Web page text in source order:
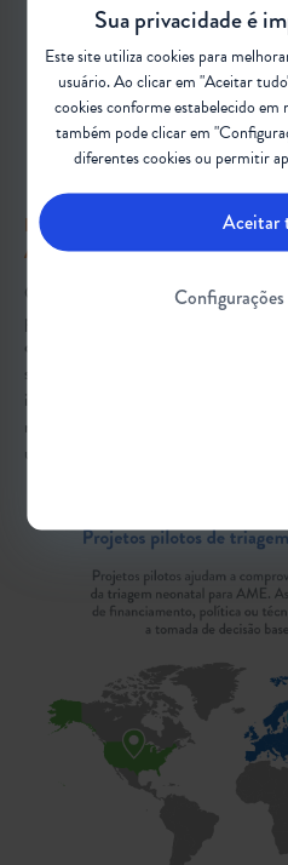
Sua privacidade é
Este site utiliza cookies para
usuário. Ao clicar em "Aceitar
cookies conforme estabelecido em
também pode clicar em
diferentes cookies ou permitir
Aceitar
Projetos-pilotos internacionais
AME no PNTN, no Brasil
O projeto piloto é uma importante
perguntas para diversos problemas e
complementado pelos pilares de
sejam estudadas as práticas mais
implantação de programas nacionais.
realização de projetos pilotos em
uma determinada doença em